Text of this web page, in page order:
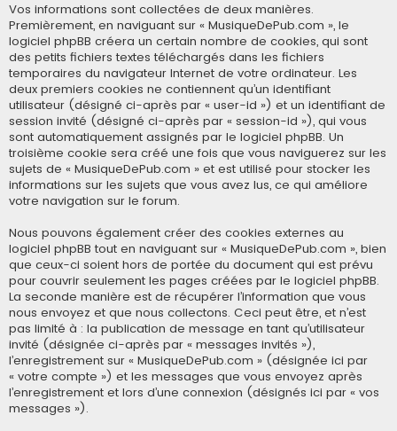
Vos informations sont collectées de deux manières.
Premièrement, en naviguant sur « MusiqueDePub.com », le
logiciel phpBB créera un certain nombre de cookies, qui sont
des petits fichiers textes téléchargés dans les fichiers
temporaires du navigateur Internet de votre ordinateur. Les
deux premiers cookies ne contiennent qu’un identifiant
utilisateur (désigné ci-après par « user-id ») et un identifiant de
session invité (désigné ci-après par « session-id »), qui vous
sont automatiquement assignés par le logiciel phpBB. Un
troisième cookie sera créé une fois que vous naviguerez sur les
sujets de « MusiqueDePub.com » et est utilisé pour stocker les
informations sur les sujets que vous avez lus, ce qui améliore
votre navigation sur le forum.
Nous pouvons également créer des cookies externes au
logiciel phpBB tout en naviguant sur « MusiqueDePub.com », bien
que ceux-ci soient hors de portée du document qui est prévu
pour couvrir seulement les pages créées par le logiciel phpBB.
La seconde manière est de récupérer l’information que vous
nous envoyez et que nous collectons. Ceci peut être, et n’est
pas limité à : la publication de message en tant qu’utilisateur
invité (désignée ci-après par « messages invités »),
l’enregistrement sur « MusiqueDePub.com » (désignée ici par
« votre compte ») et les messages que vous envoyez après
l’enregistrement et lors d’une connexion (désignés ici par « vos
messages »).